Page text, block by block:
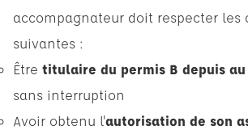
accompagnateur doit respecter les
suivantes :
Être titulaire du permis B depuis au
sans interruption
Avoir obtenu l'autorisation de son